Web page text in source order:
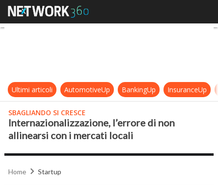
Internazionalizzazione, l’errore di
Ultimi articoli AutomotiveUp BankingUp InsuranceUp
SBAGLIANDO SI CRESCE
Internazionalizzazione, l’errore di non
allinearsi con i mercati locali
Home Startup